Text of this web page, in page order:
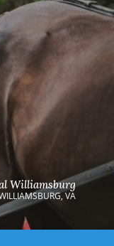
Williamsburg
VA